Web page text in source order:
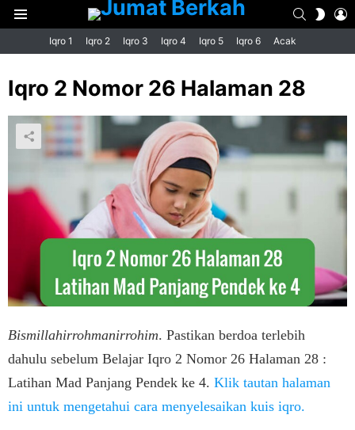
Menu
SEARCH
SKIN
Iqro 1 Iqro 2 Iqro 3 Iqro 4 Iqro 5 Iqro 6 Acak
Iqro 2 Nomor 26 Halaman 28
Bismillahirrohmanirrohim. Pastikan berdoa terlebih
dahulu sebelum Belajar Iqro 2 Nomor 26 Halaman 28 :
Latihan Mad Panjang Pendek ke 4. Klik tautan halaman
ini untuk mengetahui cara menyelesaikan kuis iqro.